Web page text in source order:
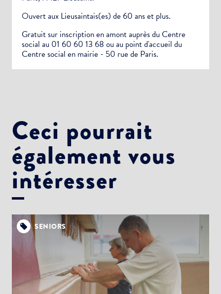
Ouvert aux Lieusaintais(es) de 60 ans et plus.
Gratuit sur inscription en amont auprès du Centre
social au 01 60 60 13 68 ou au point d'accueil du
Centre social en mairie - 50 rue de Paris.
Ceci pourrait
également vous
intéresser
SENIORS